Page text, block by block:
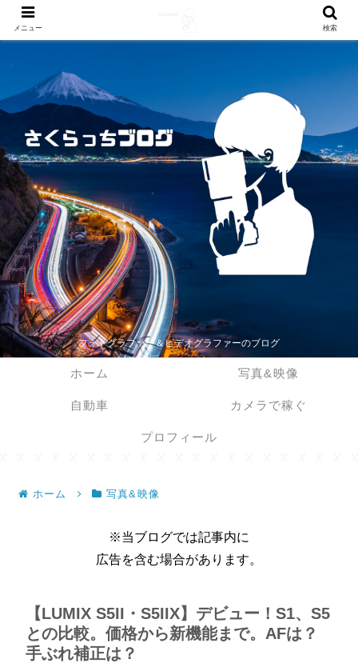
フォトグラファー＆ビデオグラファーのブログ
ホーム 写真&映像
自動車 カメラで稼ぐ
プロフィール
ホーム 写真&映像
※当ブログでは記事内に
広告を含む場合があります。
【LUMIX S5II・S5IIX】デビュー！S1、S5
との比較。価格から新機能まで。AFは？
手ぶれ補正は？
メニュー 検索